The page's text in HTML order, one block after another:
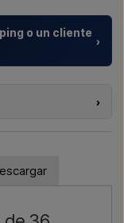
o un cliente
›
hasta la
o una
rápido.
›
y recibir un